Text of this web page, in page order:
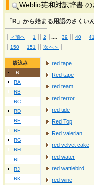
Weblio英和対訳辞書 の
「R」から始まる用語のさくい
＜前へ 1 2 .... 39 40 41
150 151 次へ＞
絞込み
R
RA
RB
RC
RD
RE
RF
RG
RH
RI
RJ
RK
red tape
Red tape
red team
red terror
red tide
Red Top
Red valerian
red velvet cake
red water
red wattlebird
red wine